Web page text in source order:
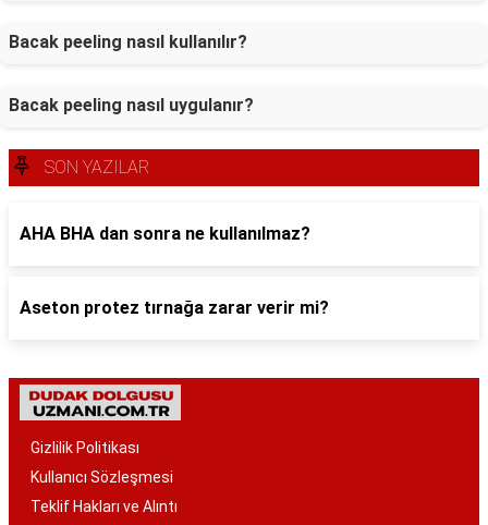
Bacak peeling nasıl kullanılır?
Bacak peeling nasıl uygulanır?
SON YAZILAR
AHA BHA dan sonra ne kullanılmaz?
Aseton protez tırnağa zarar verir mi?
Gizlilik Politikası
Kullanıcı Sözleşmesi
Teklif Hakları ve Alıntı